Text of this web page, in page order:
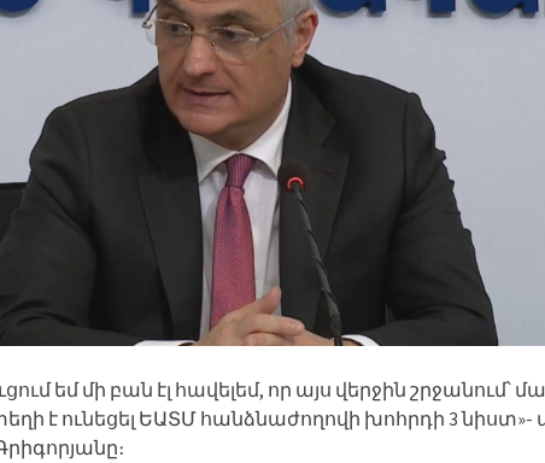
եմ մի բան էլ հավելեմ, որ այս վերջին շրջանում՝
է ունեցել ԵԱՏՄ հանձնաժողովի խոհրդի 3 նիստ»-